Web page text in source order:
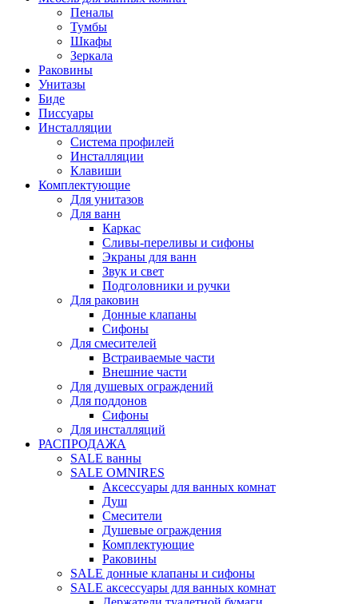
Пеналы
Тумбы
Шкафы
Зеркала
Раковины
Унитазы
Биде
Писсуары
Инсталляции
Система профилей
Инсталляции
Клавиши
Комплектующие
Для унитазов
Для ванн
Каркас
Сливы-переливы и сифоны
Экраны для ванн
Звук и свет
Подголовники и ручки
Для раковин
Донные клапаны
Сифоны
Для смесителей
Встраиваемые части
Внешние части
Для душевых ограждений
Для поддонов
Сифоны
Для инсталляций
РАСПРОДАЖА
SALE ванны
SALE OMNIRES
Аксессуары для ванных комнат
Душ
Смесители
Душевые ограждения
Комплектующие
Раковины
SALE донные клапаны и сифоны
SALE аксессуары для ванных комнат